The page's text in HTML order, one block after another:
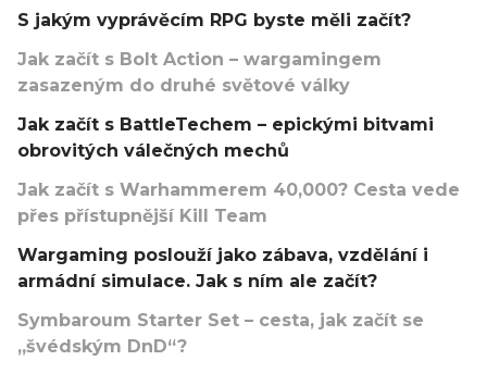
S jakým vyprávěcím RPG byste měli začít?
Jak začít s Bolt Action – wargamingem
zasazeným do druhé světové války
Jak začít s BattleTechem – epickými bitvami
obrovitých válečných mechů
Jak začít s Warhammerem 40,000? Cesta vede
přes přístupnější Kill Team
Wargaming poslouží jako zábava, vzdělání i
armádní simulace. Jak s ním ale začít?
Symbaroum Starter Set – cesta, jak začít se
„švédským DnD“?